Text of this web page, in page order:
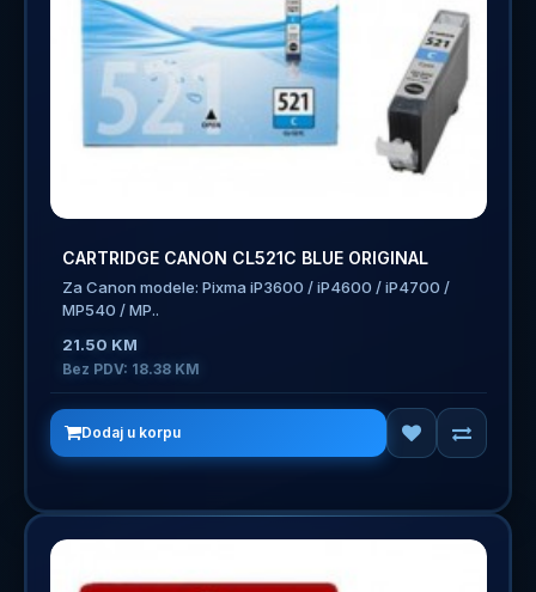
CARTRIDGE CANON CL521C BLUE ORIGINAL
Za Canon modele: Pixma iP3600 / iP4600 / iP4700 /
MP540 / MP..
21.50 KM
Bez PDV: 18.38 KM
Dodaj u korpu